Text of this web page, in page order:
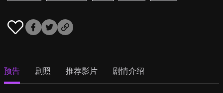
预告 剧照 推荐影片 剧情介绍